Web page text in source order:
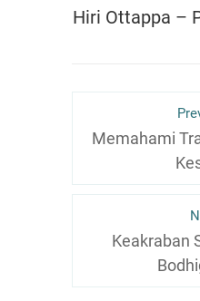
Hiri Ottappa –
Memahami
Keakraban